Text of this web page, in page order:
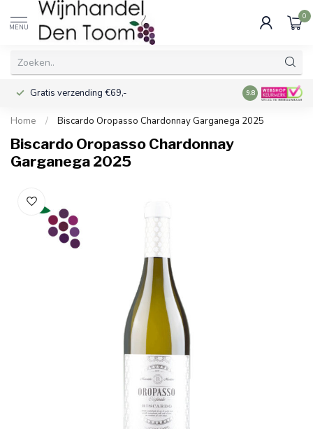
MENU
0
Gratis verzending €69,- Voor 16:00
9.8
Home / Biscardo Oropasso Chardonnay Garganega 2025
Biscardo Oropasso Chardonnay
Garganega 2025